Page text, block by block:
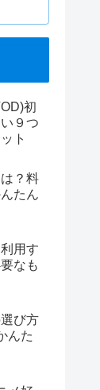
初
９つ
ト
？料
たん
用す
なも
び方
んた